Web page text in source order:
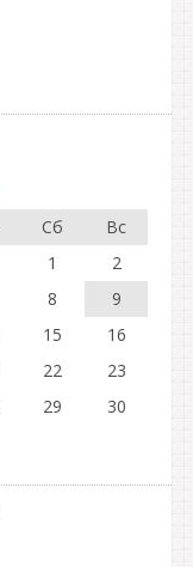
Сб
Вс
1
2
8
9
15
16
22
23
29
30